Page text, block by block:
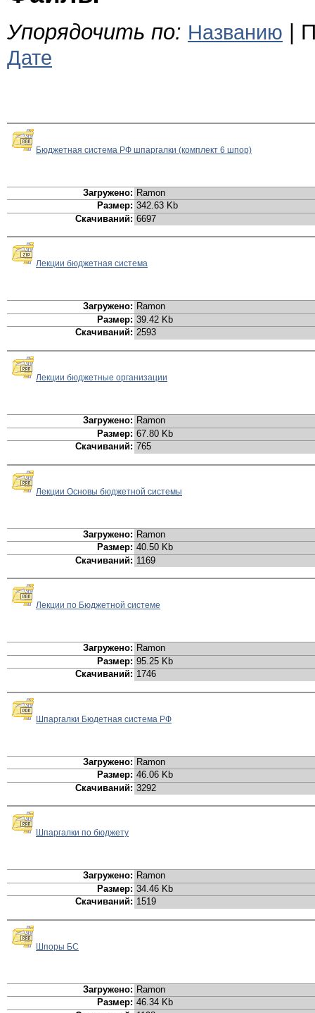
Упорядочить по: Названию |
Дате
Бюджетная система РФ шпаргалки (комплект 6 шпор)
Загружено: Ramon
Размер: 342.63 Kb
Скачиваний: 6697
Лекции бюджетная система
Загружено: Ramon
Размер: 39.42 Kb
Скачиваний: 2593
Лекции бюджетные организации
Загружено: Ramon
Размер: 67.80 Kb
Скачиваний: 765
Лекции Основы бюджетной системы
Загружено: Ramon
Размер: 40.50 Kb
Скачиваний: 1169
Лекции по Бюджетной системе
Загружено: Ramon
Размер: 95.25 Kb
Скачиваний: 1746
Шпаргалки Бюдетная система РФ
Загружено: Ramon
Размер: 46.06 Kb
Скачиваний: 3292
Шпаргалки по бюджету
Загружено: Ramon
Размер: 34.46 Kb
Скачиваний: 1519
Шпоры БС
Загружено: Ramon
Размер: 46.34 Kb